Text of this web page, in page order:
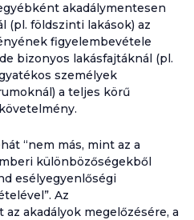
akadálymentesen
(pl. földszinti lakások) az
figyelembevétele
bizonyos lakásfajtáknál (pl.
személyek
a teljes körű
“nem más, mint az a
különbözőségekből
esélyegyenlőségi
Az
akadályok megelőzésére, a